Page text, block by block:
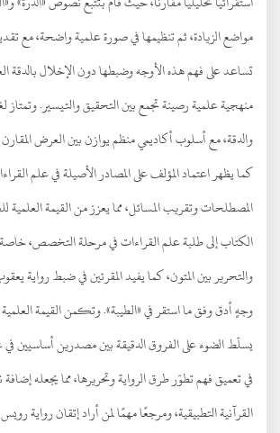
مواضع الزيادة، ثم تنظيمها في صورة علمية واضحة، مع
تساعد على فهم هذه الأوجه وضبطها دون الإخلال بالدقة
منهجية علمية رصينة تجمع بين التحقيق والتيسير. وتمتاز
والدقة، مع أسلوب أكاديمي منظم يوازن بين العرض المقارن
كما يظهر اعتماد المؤلف على المصادر الأصيلة في علم
المصطلحات وتقريب المسائل، مما يعزز من القيمة العلمية
الكتاب إلى طلبة علم القراءات في مرحلة التخصص، خاصة
والتحرير بين المتون، كما يفيد المقرئين في ضبط رواية
وجهٍ أدق وفق ما استقر في «الطيبة». وتكمن القيمة
يسلّط الضوء على الفروق الدقيقة بين مصدرين أساسيين
في تعميق فهم تطوّر طرق الرواية وتحريرها، مما يجعله إضافة
القرآنية التطبيقية، ومرجعًا مهمًا لمن أراد إتقان رواية